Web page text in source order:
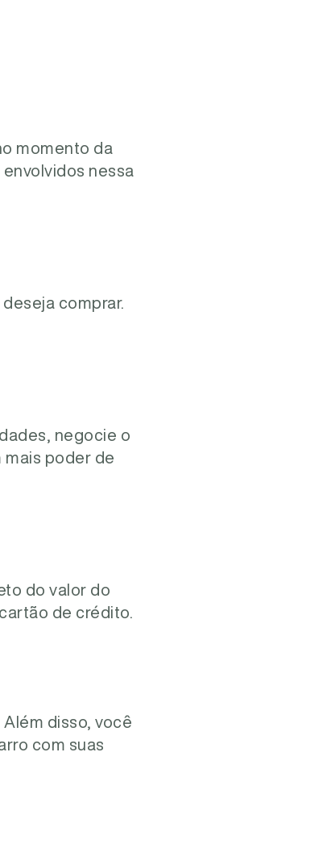
momento da
nessa
comprar.
negocie o
mais poder de
do valor do
de crédito.
disso, você
com suas